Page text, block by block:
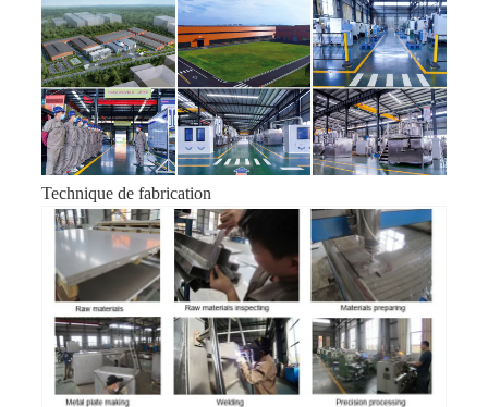
Technique de fabrication